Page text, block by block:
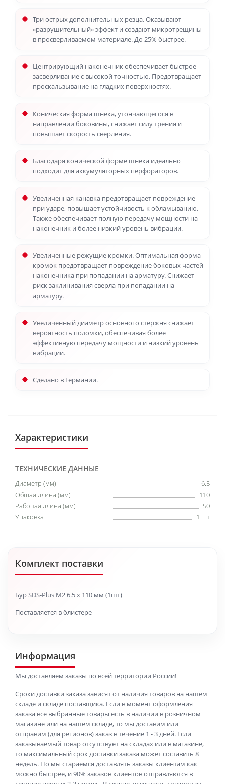
Три острых дополнительных резца. Оказывают
«разрушительный» эффект и создают микротрещины
в просверливаемом материале. До 25% быстрее.
Центрирующий наконечник обеспечивает быстрое
засверливание с высокой точностью. Предотвращает
проскальзывание на гладких поверхностях.
Коническая форма шнека, утончающегося в
направлении боковины, снижает силу трения и
повышает скорость сверления.
Благодаря конической форме шнека идеально
подходит для аккумуляторных перфораторов.
Увеличенная канавка предотвращает повреждение
при ударе, повышает устойчивость к обламыванию.
Также обеспечивает полную передачу мощности на
наконечник и более низкий уровень вибрации.
Увеличенные режущие кромки. Оптимальная форма
кромок предотвращает повреждение боковых частей
наконечника при попадании на арматуру. Снижает
риск заклинивания сверла при попадании на
арматуру.
Увеличенный диаметр основного стержня снижает
вероятность поломки, обеспечивая более
эффективную передачу мощности и низкий уровень
вибрации.
Сделано в Германии.
Характеристики
ТЕХНИЧЕСКИЕ ДАННЫЕ
Диаметр (мм)
6.5
Общая длина (мм)
110
Рабочая длина (мм)
50
Упаковка
1 шт
Комплект поставки
Бур SDS-Plus M2 6.5 x 110 мм (1шт)
Поставляется в блистере
Информация
Мы доставляем заказы по всей территории России!
Сроки доставки заказа зависят от наличия товаров на нашем
складе и складе поставщика. Если в момент оформления
заказа все выбранные товары есть в наличии в розничном
магазине или на нашем складе, то мы доставим или
отправим (для регионов) заказ в течение 1 - 3 дней. Если
заказываемый товар отсутствует на складах или в магазине,
то максимальный срок доставки заказа может составить 8
недель. Но мы стараемся доставлять заказы клиентам как
можно быстрее, и 90% заказов клиентов отправляются в